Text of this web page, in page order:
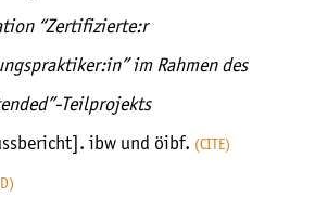
“Zertifizierte:r
im Rahmen des
Teilprojekts
ibw und öibf.
CITE